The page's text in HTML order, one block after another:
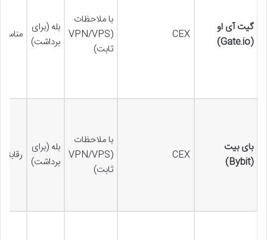
گیت آی او
(Gate.io)
CEX
با ملاحظات
(VPN/VPS
ثابت)
بله (برای
برداشت)
بای بیت
(Bybit)
CEX
با ملاحظات
(VPN/VPS
ثابت)
بله (برای
برداشت)